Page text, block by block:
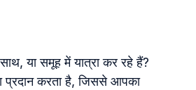
या समूह में यात्रा कर रहे हैं?
प्रदान करता है, जिससे आपका